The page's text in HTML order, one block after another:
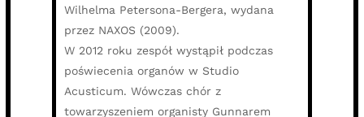
Wilhelma Petersona-Bergera, wydana
przez NAXOS (2009).
W 2012 roku zespół wystąpił podczas
poświecenia organów w Studio
Acusticum. Wówczas chór z
towarzyszeniem organisty Gunnarem